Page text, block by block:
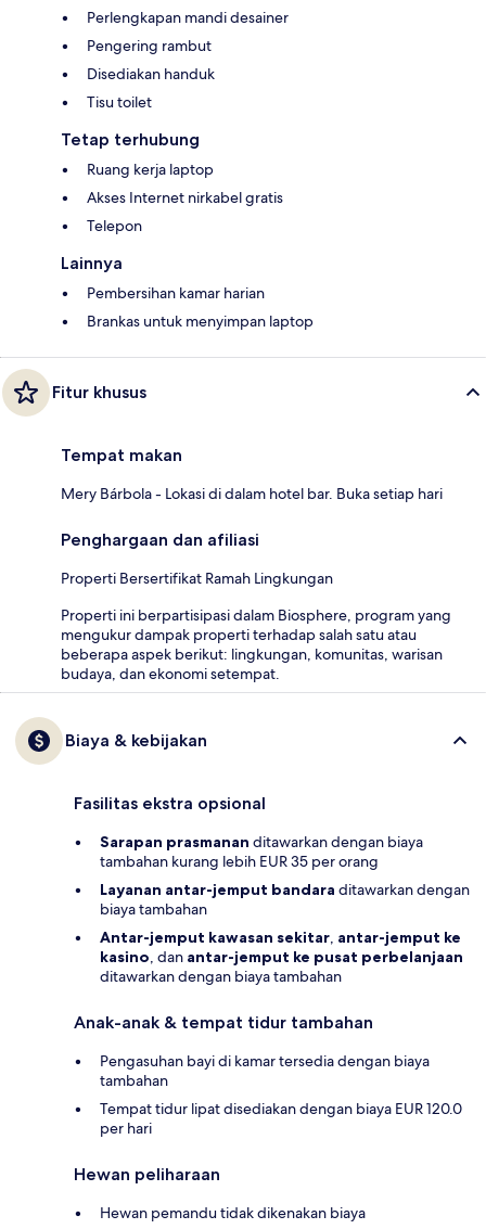
Perlengkapan mandi desainer
Pengering rambut
Disediakan handuk
Tisu toilet
Tetap terhubung
Ruang kerja laptop
Akses Internet nirkabel gratis
Telepon
Lainnya
Pembersihan kamar harian
Brankas untuk menyimpan laptop
Fitur khusus
Tempat makan
Mery Bárbola - Lokasi di dalam hotel bar. Buka setiap hari
Penghargaan dan afiliasi
Properti Bersertifikat Ramah Lingkungan
Properti ini berpartisipasi dalam Biosphere, program yang
mengukur dampak properti terhadap salah satu atau
beberapa aspek berikut: lingkungan, komunitas, warisan
budaya, dan ekonomi setempat.
Biaya & kebijakan
Fasilitas ekstra opsional
Sarapan prasmanan ditawarkan dengan biaya
tambahan kurang lebih EUR 35 per orang
Layanan antar-jemput bandara ditawarkan dengan
biaya tambahan
Antar-jemput kawasan sekitar, antar-jemput ke
kasino, dan antar-jemput ke pusat perbelanjaan
ditawarkan dengan biaya tambahan
Anak-anak & tempat tidur tambahan
Pengasuhan bayi di kamar tersedia dengan biaya
tambahan
Tempat tidur lipat disediakan dengan biaya EUR 120.0
per hari
Hewan peliharaan
Hewan pemandu tidak dikenakan biaya